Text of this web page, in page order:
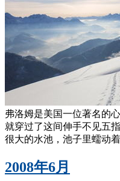
弗洛姆是美国一位著名的
就穿过了这间伸手不见五
很大的水池，池子里蠕动
2008年6月